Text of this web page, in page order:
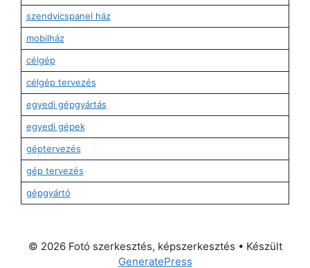
szendvicspanel ház
mobilház
célgép
célgép tervezés
egyedi gépgyártás
egyedi gépek
géptervezés
gép tervezés
gépgyártó
© 2026 Fotó szerkesztés, képszerkesztés • Készült
GeneratePress